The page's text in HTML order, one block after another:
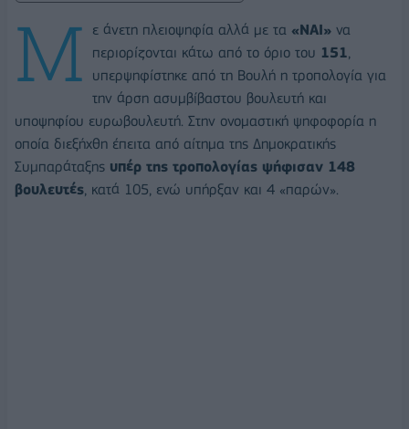
Μ ε άνετη πλειοψηφία αλλά με τα «ΝΑΙ» να
περιορίζονται κάτω από το όριο του 151
υπερψηφίστηκε από τη Βουλή η τροπολογία για
την άρση ασυμβίβαστου βουλευτή και
υποψηφίου ευρωβουλευτή. Στην ονομαστική ψηφοφορία η
οποία διεξήχθη έπειτα από αίτημα της Δημοκρατικής
Συμπαράταξης υπέρ της τροπολογίας ψήφισαν 148
βουλευτές , κατά 105, ενώ υπήρξαν και 4 «παρών».